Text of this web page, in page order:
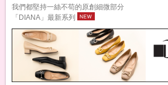
我們都堅持一絲不苟的原創細微部分
「DIANA」最新系列